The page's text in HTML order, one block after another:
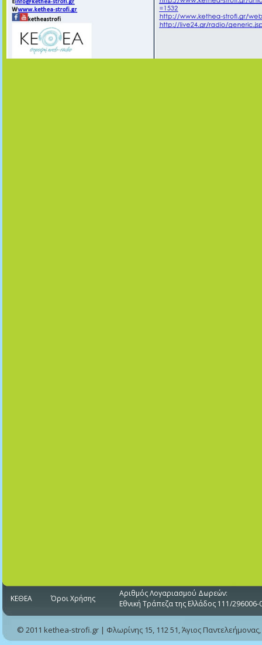
ΚΕΘΕΑ Όροι Χρήσης
Αριθμός Λογαριασμού Δωρεών:
Εθνική Τράπεζα της Ελλάδος 111/296006-
© 2011 kethea-strofi.gr | Φλωρίνης 15, 112 51, Άγιος Παντελεήμονας,